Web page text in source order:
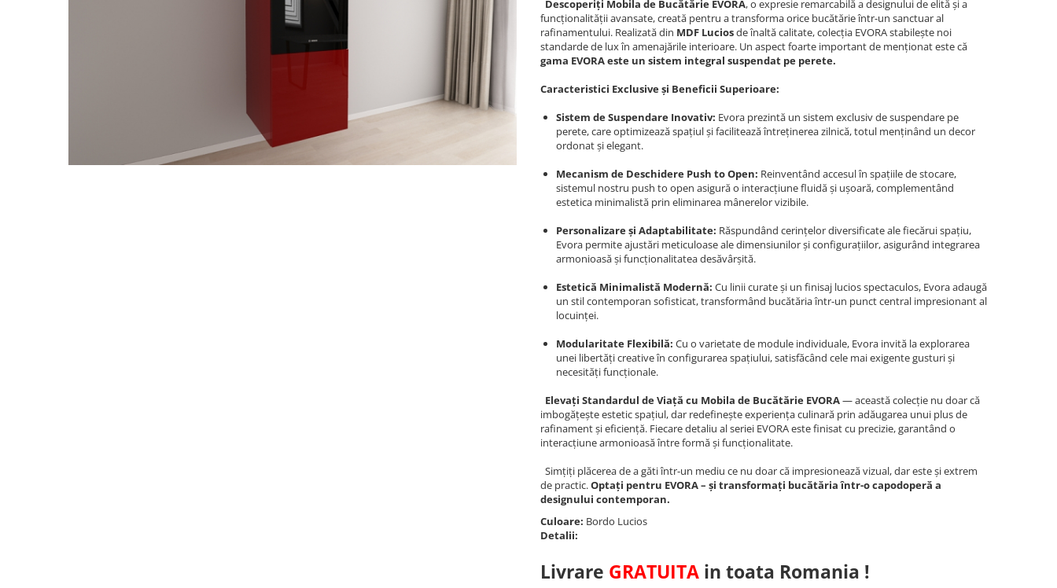
Descoperiți Mobila de Bucătărie EVORA, o expresie remarcabilă a designului de elită și a
funcționalității avansate, creată pentru a transforma orice bucătărie într-un sanctuar al
rafinamentului. Realizată din MDF Luciosde înaltă calitate, colecția EVORA stabilește noi
standarde de lux în amenajările interioare. Un aspect foarte important de menționat este că
gama EVORA este un sistem integral suspendat pe perete.
Caracteristici Exclusive și Beneficii Superioare:
Sistem de Suspendare Inovativ: Evora prezintă un sistem exclusiv de suspendare pe
perete, care optimizează spațiul și facilitează întreținerea zilnică, totul menținând un decor
ordonat și elegant.
Mecanism de Deschidere Push to Open: Reinventând accesul în spațiile de stocare,
sistemul nostru push to open asigură o interacțiune fluidă și ușoară, complementând
estetica minimalistă prin eliminarea mânerelor vizibile.
Personalizare și Adaptabilitate: Răspundând cerințelor diversificate ale fiecărui spațiu,
Evora permite ajustări meticuloase ale dimensiunilor și configurațiilor, asigurând integrarea
armonioasă și funcționalitatea desăvârșită.
Estetică Minimalistă Modernă: Cu linii curate și un finisaj lucios spectaculos, Evora adaugă
un stil contemporan sofisticat, transformând bucătăria într-un punct central impresionant al
locuinței.
Modularitate Flexibilă: Cu o varietate de module individuale, Evora invită la explorarea
unei libertăți creative în configurarea spațiului, satisfăcând cele mai exigente gusturi și
necesități funcționale.
Elevați Standardul de Viață cu Mobila de Bucătărie EVORA— această colecție nu doar că
imbogățește estetic spațiul, dar redefinește experiența culinară prin adăugarea unui plus de
rafinament și eficiență. Fiecare detaliu al seriei EVORA este finisat cu precizie, garantând o
interacțiune armonioasă între formă și funcționalitate.
Simțiți plăcerea de a găti într-un mediu ce nu doar că impresionează vizual, dar este și extrem
de practic.Optați pentru EVORA – și transformați bucătăria într-o capodoperă a
designului contemporan.
Culoare: Bordo Lucios
Detalii:
Livrare GRATUITA in toata Romania !